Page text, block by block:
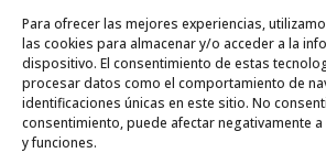
Para ofrecer las mejores experiencias,
las cookies para almacenar y/o acceder a la
dispositivo. El consentimiento de estas
procesar datos como el comportamiento de
identificaciones únicas en este sitio. No
consentimiento, puede afectar negativamente
y funciones.
CONTACTO
667 841 238
info@adimur.es